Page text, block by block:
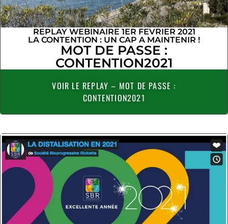
REPLAY WEBINAIRE 1ER FEVRIER 2021
LA CONTENTION : UN CAP A MAINTENIR !
MOT DE PASSE :
CONTENTION2021
VOIR LE REPLAY – MOT DE PASSE :
CONTENTION2021